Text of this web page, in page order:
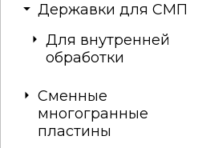
Державки для СМП
Для внутренней
обработки
Сменные
многогранные
пластины